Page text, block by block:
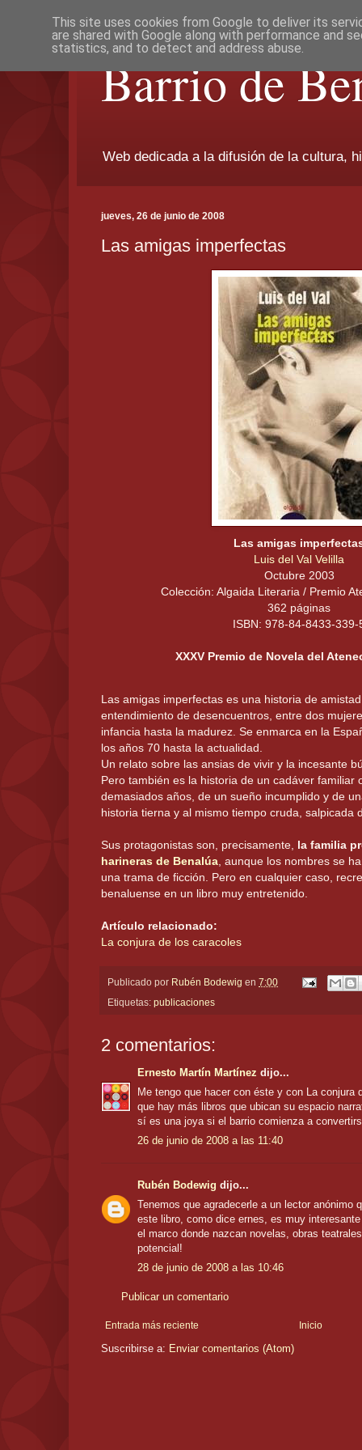
Barrio de
Web dedicada a la difusión de la cultura,
jueves, 26 de junio de 2008
Las amigas imperfectas
Las amigas
Luis del Val Velilla
Octubre 2003
Colección: Algaida Literaria / Premio
362 páginas
ISBN: 978-84-8433-339-
XXXV Premio de Novela del
Las amigas imperfectas es una historia de
entendimiento de desencuentros, entre dos
infancia hasta la madurez. Se enmarca en la
los años 70 hasta la actualidad.
Un relato sobre las ansias de vivir y la incesante
Pero también es la historia de un cadáver familiar
demasiados años, de un sueño incumplido y de
historia tierna y al mismo tiempo cruda, salpicada
Sus protagonistas son, precisamente, la familia
harineras de Benalúa, aunque los nombres se
una trama de ficción. Pero en cualquier caso,
benaluense en un libro muy entretenido.
Artículo relacionado:
La conjura de los caracoles
Publicado por Rubén Bodewig en 7:00
Etiquetas: publicaciones
2 comentarios:
Ernesto Martín Martínez dijo...
Me tengo que hacer con éste y con La conjura
que hay más libros que ubican su espacio
sí es una joya si el barrio comienza a
26 de junio de 2008 a las 11:40
Rubén Bodewig dijo...
Tenemos que agradecerle a un lector anónimo
este libro, como dice ernes, es muy
el marco donde nazcan novelas, obras
potencial!
28 de junio de 2008 a las 10:46
Publicar un comentario
Entrada más reciente Inicio
Suscribirse a: Enviar comentarios (Atom)
This site uses cookies from Google to deliver its
are shared with Google along with performance and
statistics, and to detect and address abuse.